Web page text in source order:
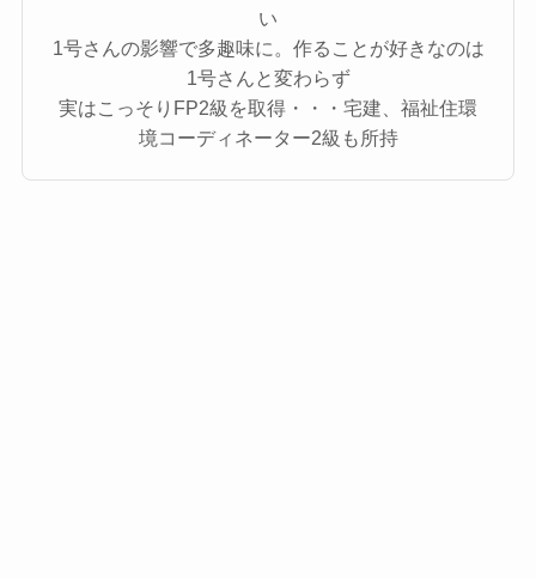
い
1号さんの影響で多趣味に。作ることが好きなのは
1号さんと変わらず
実はこっそりFP2級を取得・・・宅建、福祉住環
境コーディネーター2級も所持